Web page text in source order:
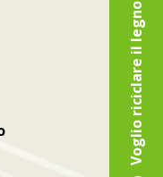
Voglio riciclare il legno